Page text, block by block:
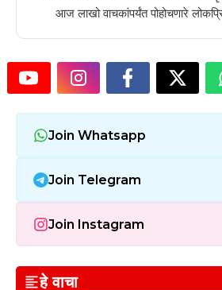
आज लाखो वाचकांपर्यंत पोहोचणारे
Join Whatsapp
Join Telegram
Join Instagram
हे वाचा